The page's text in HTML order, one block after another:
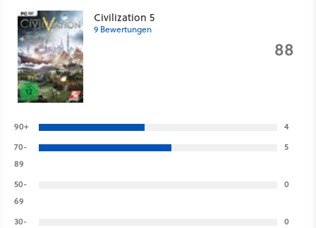
Civilization 5
9 Bewertungen
88
90+
4
70-
89
5
50-
69
0
30-
0